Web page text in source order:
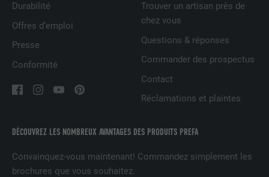
DÉCOUVREZ LES NOMBREUX AVANTAGES DES PRODUITS PREFA
Convainquez-vous maintenant! Commandez simplement les
brochures que vous souhaitez.
Durabilité
Offres d’emploi
Presse
Conformité
Trouver un artisan près de
chez vous
Questions & réponses
Commander des prospectus
Contact
Réclamations et plaintes
UTILITÉ
Sert à enregistrer l'autorisation de
l'utilisateur à utiliser des cookies pour
des fonctions non essentielles.
EXPIRATION 1 jour
UTILITÉ
Pour faciliter le choix des centres de
calcul